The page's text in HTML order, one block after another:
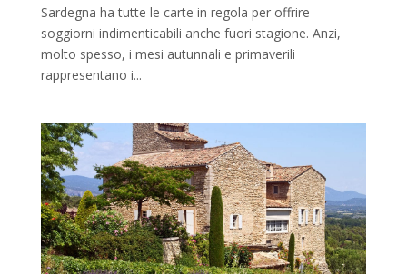
Sardegna ha tutte le carte in regola per offrire
soggiorni indimenticabili anche fuori stagione. Anzi,
molto spesso, i mesi autunnali e primaverili
rappresentano i...